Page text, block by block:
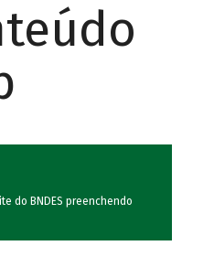
do BNDES preenchendo